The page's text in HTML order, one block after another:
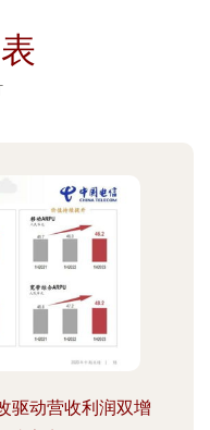
驱动营收利润双增